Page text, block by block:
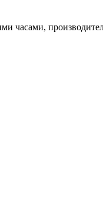
часами,